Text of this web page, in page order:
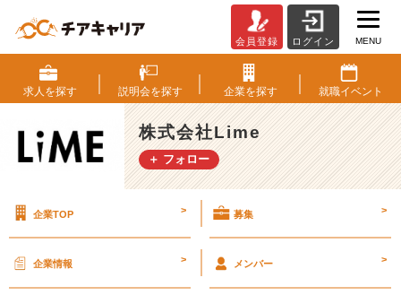
象
×
自
分
自
身
社
会員登録 ログイン MENU
求人を探す 説明会を探す 企業を探す 就職イベント
株式会社Lime
＋ フォロー
企業TOP > 募集 >
企業情報 > メンバー >